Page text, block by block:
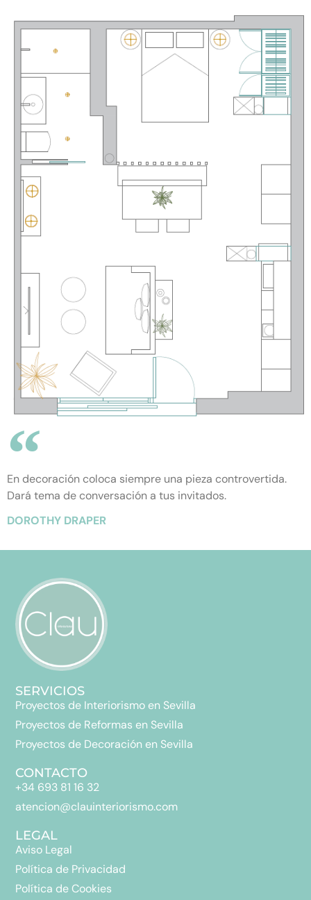
En decoración coloca siempre una pieza controvertida.
Dará tema de conversación a tus invitados.
DOROTHY DRAPER
SERVICIOS
Proyectos de Interiorismo en Sevilla
Proyectos de Reformas en Sevilla
Proyectos de Decoración en Sevilla
CONTACTO
+34 693 81 16 32
atencion@clauinteriorismo.com
LEGAL
Aviso Legal
Política de Privacidad
Política de Cookies